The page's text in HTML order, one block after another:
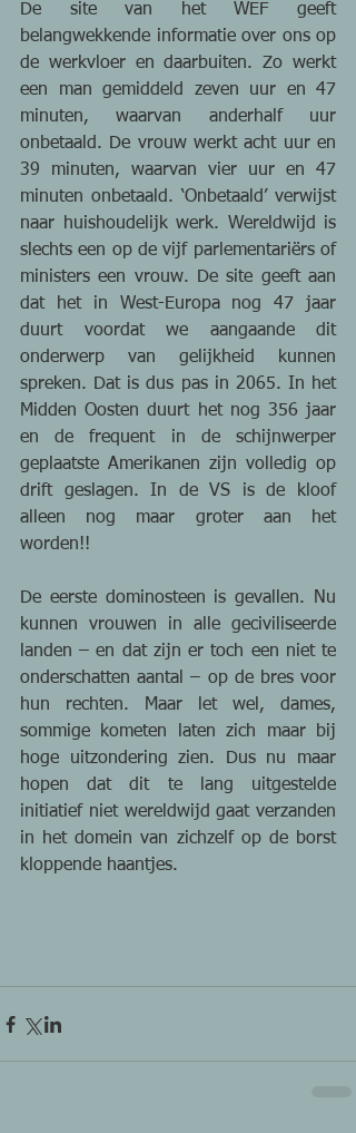
De site van het WEF geeft
belangwekkende informatie over ons op
de werkvloer en daarbuiten. Zo werkt
een man gemiddeld zeven uur en 47
minuten, waarvan anderhalf uur
onbetaald. De vrouw werkt acht uur en
39 minuten, waarvan vier uur en 47
minuten onbetaald. ‘Onbetaald’ verwijst
naar huishoudelijk werk. Wereldwijd is
slechts een op de vijf parlementariërs of
ministers een vrouw. De site geeft aan
dat het in West-Europa nog 47 jaar
duurt voordat we aangaande dit
onderwerp van gelijkheid kunnen
spreken. Dat is dus pas in 2065. In het
Midden Oosten duurt het nog 356 jaar
en de frequent in de schijnwerper
geplaatste Amerikanen zijn volledig op
drift geslagen. In de VS is de kloof
alleen nog maar groter aan het
worden!!
De eerste dominosteen is gevallen. Nu
kunnen vrouwen in alle geciviliseerde
landen – en dat zijn er toch een niet te
onderschatten aantal – op de bres voor
hun rechten. Maar let wel, dames,
sommige kometen laten zich maar bij
hoge uitzondering zien. Dus nu maar
hopen dat dit te lang uitgestelde
initiatief niet wereldwijd gaat verzanden
in het domein van zichzelf op de borst
kloppende haantjes.